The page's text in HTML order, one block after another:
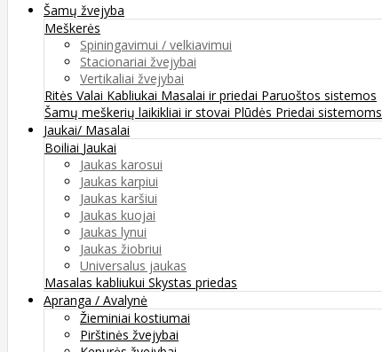
Šamų žvejyba
Meškerės
Spiningavimui / velkiavimui
Stacionariai žvejybai
Vertikaliai žvejybai
Ritės Valai Kabliukai Masalai ir priedai Paruoštos sistemos
Šamų meškerių laikikliai ir stovai Plūdės Priedai sistemoms
Jaukai/ Masalai
Boiliai Jaukai
Jaukas karosui
Jaukas karpiui
Jaukas karšiui
Jaukas kuojai
Jaukas lynui
Jaukas žiobriui
Universalus jaukas
Masalas kabliukui Skystas priedas
Apranga / Avalynė
Žieminiai kostiumai
Pirštinės žvejybai